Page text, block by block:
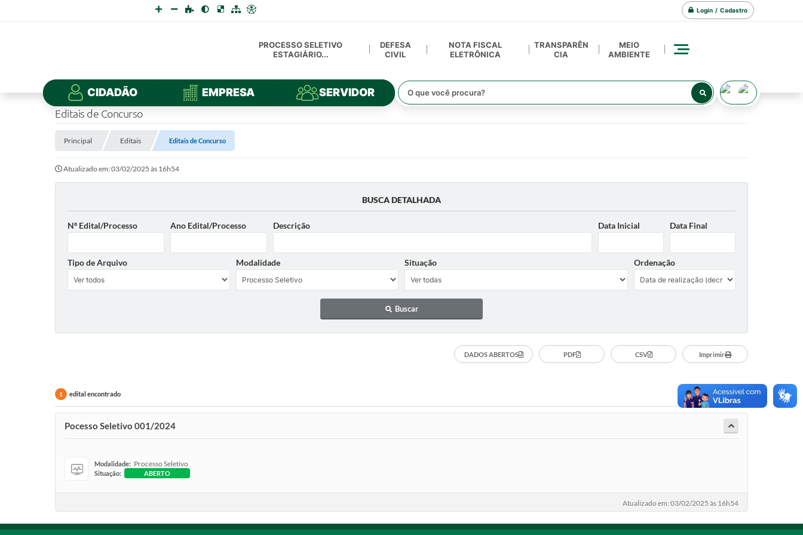
Login / Cadastro
PROCESSO SELETIVO
ESTAGIÁRIO...
DEFESA
CIVIL
NOTA FISCAL
ELETRÔNICA
TRANSPARÊN
CIA
MEIO
AMBIENTE
CIDADÃO EMPRESA SERVIDOR
Editais de Concurso
Principal Editais Editais de Concurso
Atualizado em: 03/02/2025 às 16h54
BUSCA DETALHADA
Nº Edital/Processo Ano Edital/Processo Descrição Data Inicial Data Final
Tipo de Arquivo Modalidade Situação Ordenação
Buscar
DADOS ABERTOS PDF CSV Imprimir
1 edital encontrado
Pocesso Seletivo 001/2024
Modalidade: Processo Seletivo
Situação: ABERTO
Atualizado em: 03/02/2025 às 16h54